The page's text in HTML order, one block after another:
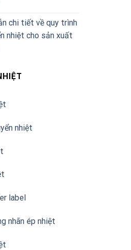
chi tiết về quy trình
nhiệt cho sản xuất
nhiệt
label
nhãn ép nhiệt